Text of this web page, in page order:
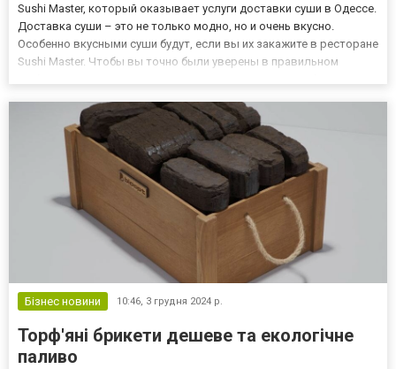
Sushi Master, который оказывает услуги доставки суши в Одессе.
Доставка суши – это не только модно, но и очень вкусно.
Особенно вкусными суши будут, если вы их закажите в ресторане
Sushi Master. Чтобы вы точно были уверены в правильном
Бізнес новини 10:46, 3 грудня 2024 р.
Торф'яні брикети дешеве та екологічне
паливо